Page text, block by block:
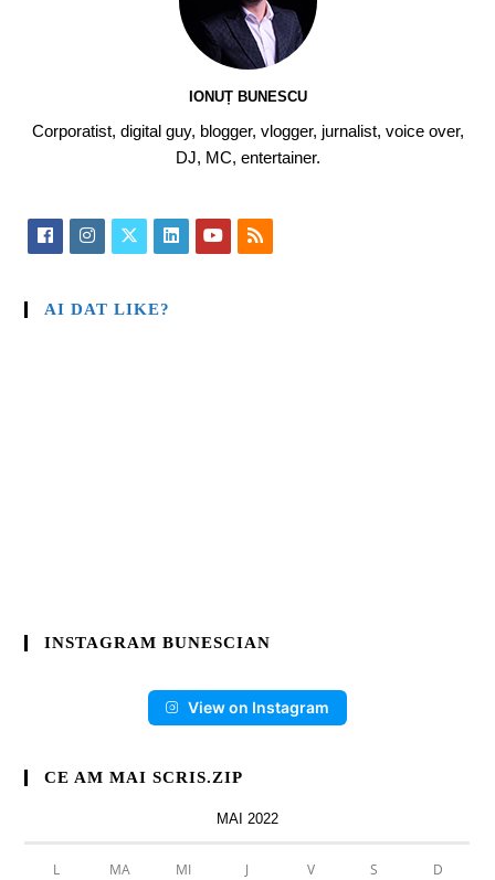
IONUȚ BUNESCU
Corporatist, digital guy, blogger, vlogger, jurnalist, voice over,
DJ, MC, entertainer.
AI DAT LIKE?
INSTAGRAM BUNESCIAN
View on Instagram
CE AM MAI SCRIS.ZIP
MAI 2022
L MA MI J V S D